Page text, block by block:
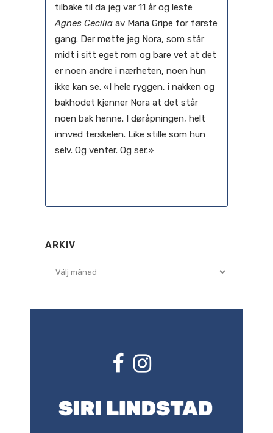
tilbake til da jeg var 11 år og leste
Agnes Cecilia av Maria Gripe for første
gang. Der møtte jeg Nora, som står
midt i sitt eget rom og bare vet at det
er noen andre i nærheten, noen hun
ikke kan se. «I hele ryggen, i nakken og
bakhodet kjenner Nora at det står
noen bak henne. I døråpningen, helt
innved terskelen. Like stille som hun
selv. Og venter. Og ser.»
ARKIV
Arkiv